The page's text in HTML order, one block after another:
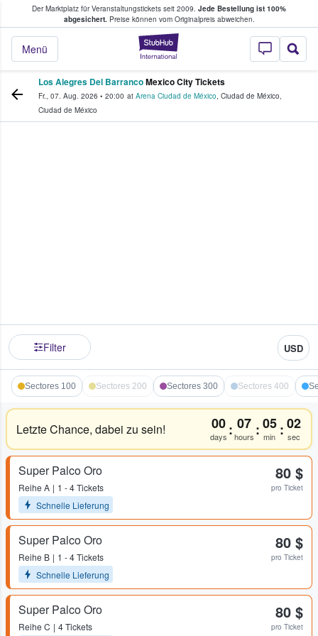
Der Marktplatz für Veranstaltungstickets seit 2009. Jede Bestellung ist 100%
abgesichert.Preise können vom Originalpreis abweichen.
StubHub - Wo
Menü
Tickets kaufen & verkaufen
Los Alegres Del BarrancoMexico City Tickets
Fr., 07. Aug. 2026 • 20:00 at Arena Ciudad de México, Ciudad de México,
Ciudad de México
Filter USD
Sectores 100 Sectores 200 Sectores 300 Sectores 400
Letzte Chance, dabei zu sein! 00
days : 07
hours :05
min :02
sec
Super Palco Oro
Reihe A
1 - 4 Tickets
Schnelle Lieferung
80 $
pro Ticket
Super Palco Oro
Reihe B
1 - 4 Tickets
Schnelle Lieferung
80 $
pro Ticket
Super Palco Oro
Reihe C 4 Tickets
80 $
pro Ticket